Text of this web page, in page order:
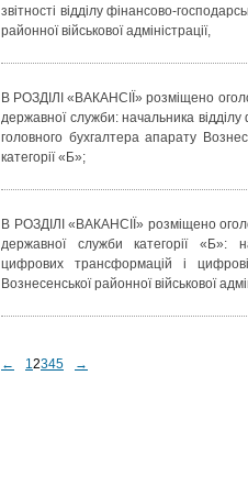
звітності відділу фінансово-
районної військової адміністрації,
В РОЗДІЛІ «ВАКАНСІЇ» розміщено
державної служби: начальника
головного бухгалтера апарату
категорії «Б»;
В РОЗДІЛІ «ВАКАНСІЇ» розміщено
державної служби категорії «Б»:
цифрових трансформацій і
Вознесенської районної військової
← 1 2345 →